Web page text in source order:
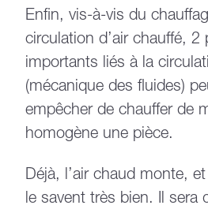
Enfin, vis-à-vis du
circulation d’air chauffé, 2
importants liés à la
(mécanique des fluides)
empêcher de chauffer de
homogène une pièce.
Déjà, l’air chaud monte,
le savent très bien. Il sera